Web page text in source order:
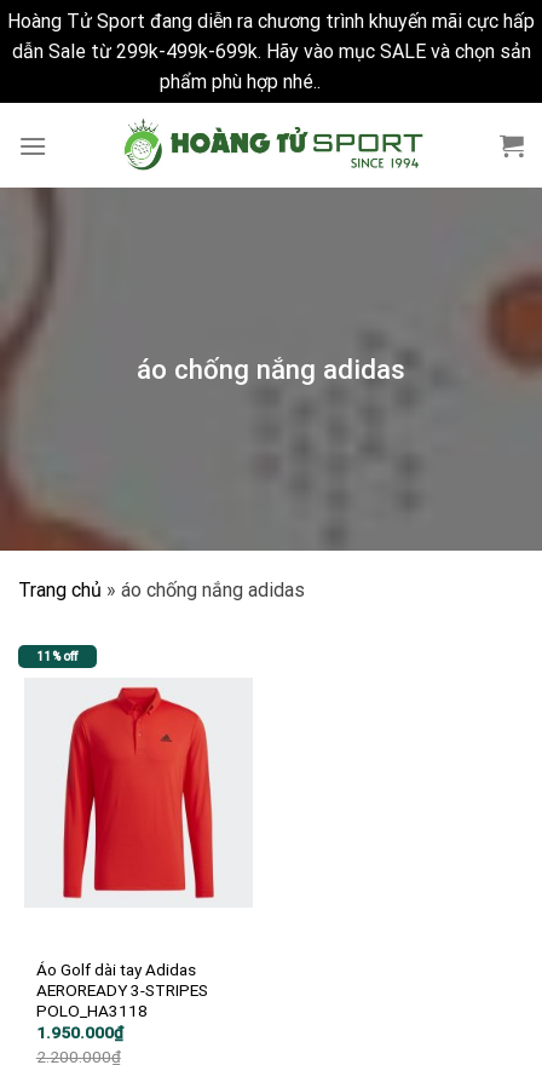
Hoàng Tử Sport đang diễn ra chương trình khuyến mãi cực hấp
dẫn Sale từ 299k-499k-699k. Hãy vào mục SALE và chọn sản
phẩm phù hợp nhé..
áo chống nắng adidas
Trang chủ » áo chống nắng adidas
11% off
Áo Golf dài tay Adidas
AEROREADY 3-STRIPES
POLO_HA3118
2.200.000₫
Giá
1.950.000₫
Giá